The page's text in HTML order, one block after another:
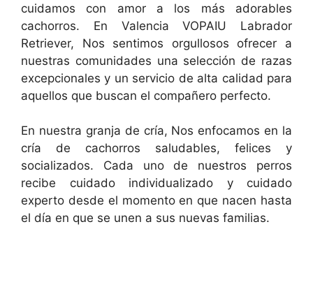
cuidamos con amor a los más adorables
cachorros. En Valencia VOPAIU Labrador
Retriever, Nos sentimos orgullosos ofrecer a
nuestras comunidades una selección de razas
excepcionales y un servicio de alta calidad para
aquellos que buscan el compañero perfecto.
En nuestra granja de cría, Nos enfocamos en la
cría de cachorros saludables, felices y
socializados. Cada uno de nuestros perros
recibe cuidado individualizado y cuidado
experto desde el momento en que nacen hasta
el día en que se unen a sus nuevas familias.